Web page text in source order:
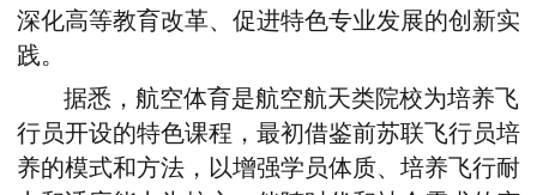
深化高等教育改革、促进特色专业发展的创新实
践。
据悉，航空体育是航空航天类院校为培养飞
行员开设的特色课程，最初借鉴前苏联飞行员培
养的模式和方法，以增强学员体质、培养飞行耐